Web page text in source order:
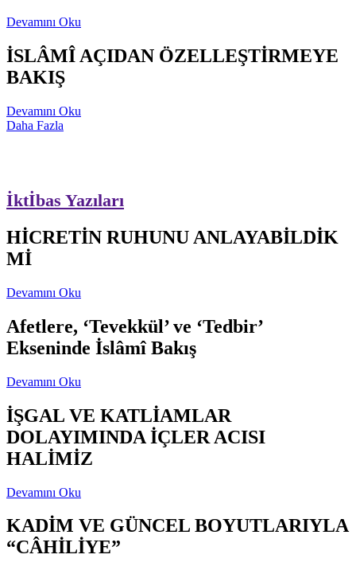
Devamını Oku
İSLÂMÎ AÇIDAN ÖZELLEŞTİRMEYE
BAKIŞ
Devamını Oku
Daha Fazla
İktİbas Yazıları
HİCRETİN RUHUNU ANLAYABİLDİK
Mİ
Devamını Oku
Afetlere, ‘Tevekkül’ ve ‘Tedbir’
Ekseninde İslâmî Bakış
Devamını Oku
İŞGAL VE KATLİAMLAR
DOLAYIMINDA İÇLER ACISI
HALİMİZ
Devamını Oku
KADİM VE GÜNCEL BOYUTLARIYLA
“CÂHİLİYE”